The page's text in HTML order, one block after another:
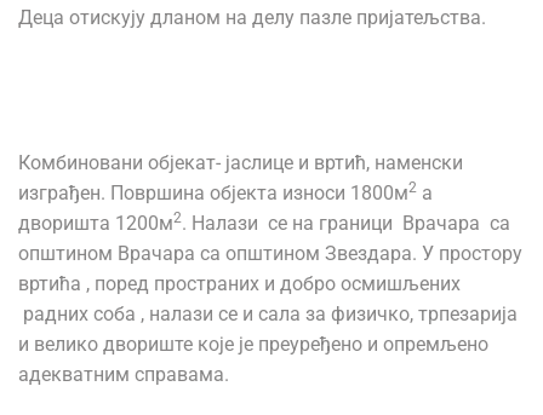
Деца отискују дланом на делу пазле пријатељства.
Комбиновани објекат- јаслице и вртић, наменски
изграђен. Површина објекта износи 1800м2 а
дворишта 1200м2. Налази се на граници Врачара са
општином Врачара са општином Звездара. У простору
вртића , поред пространих и добро осмишљених
радних соба , налази се и сала за физичко, трпезарија
и велико двориште које је преуређено и опремљено
адекватним справама.